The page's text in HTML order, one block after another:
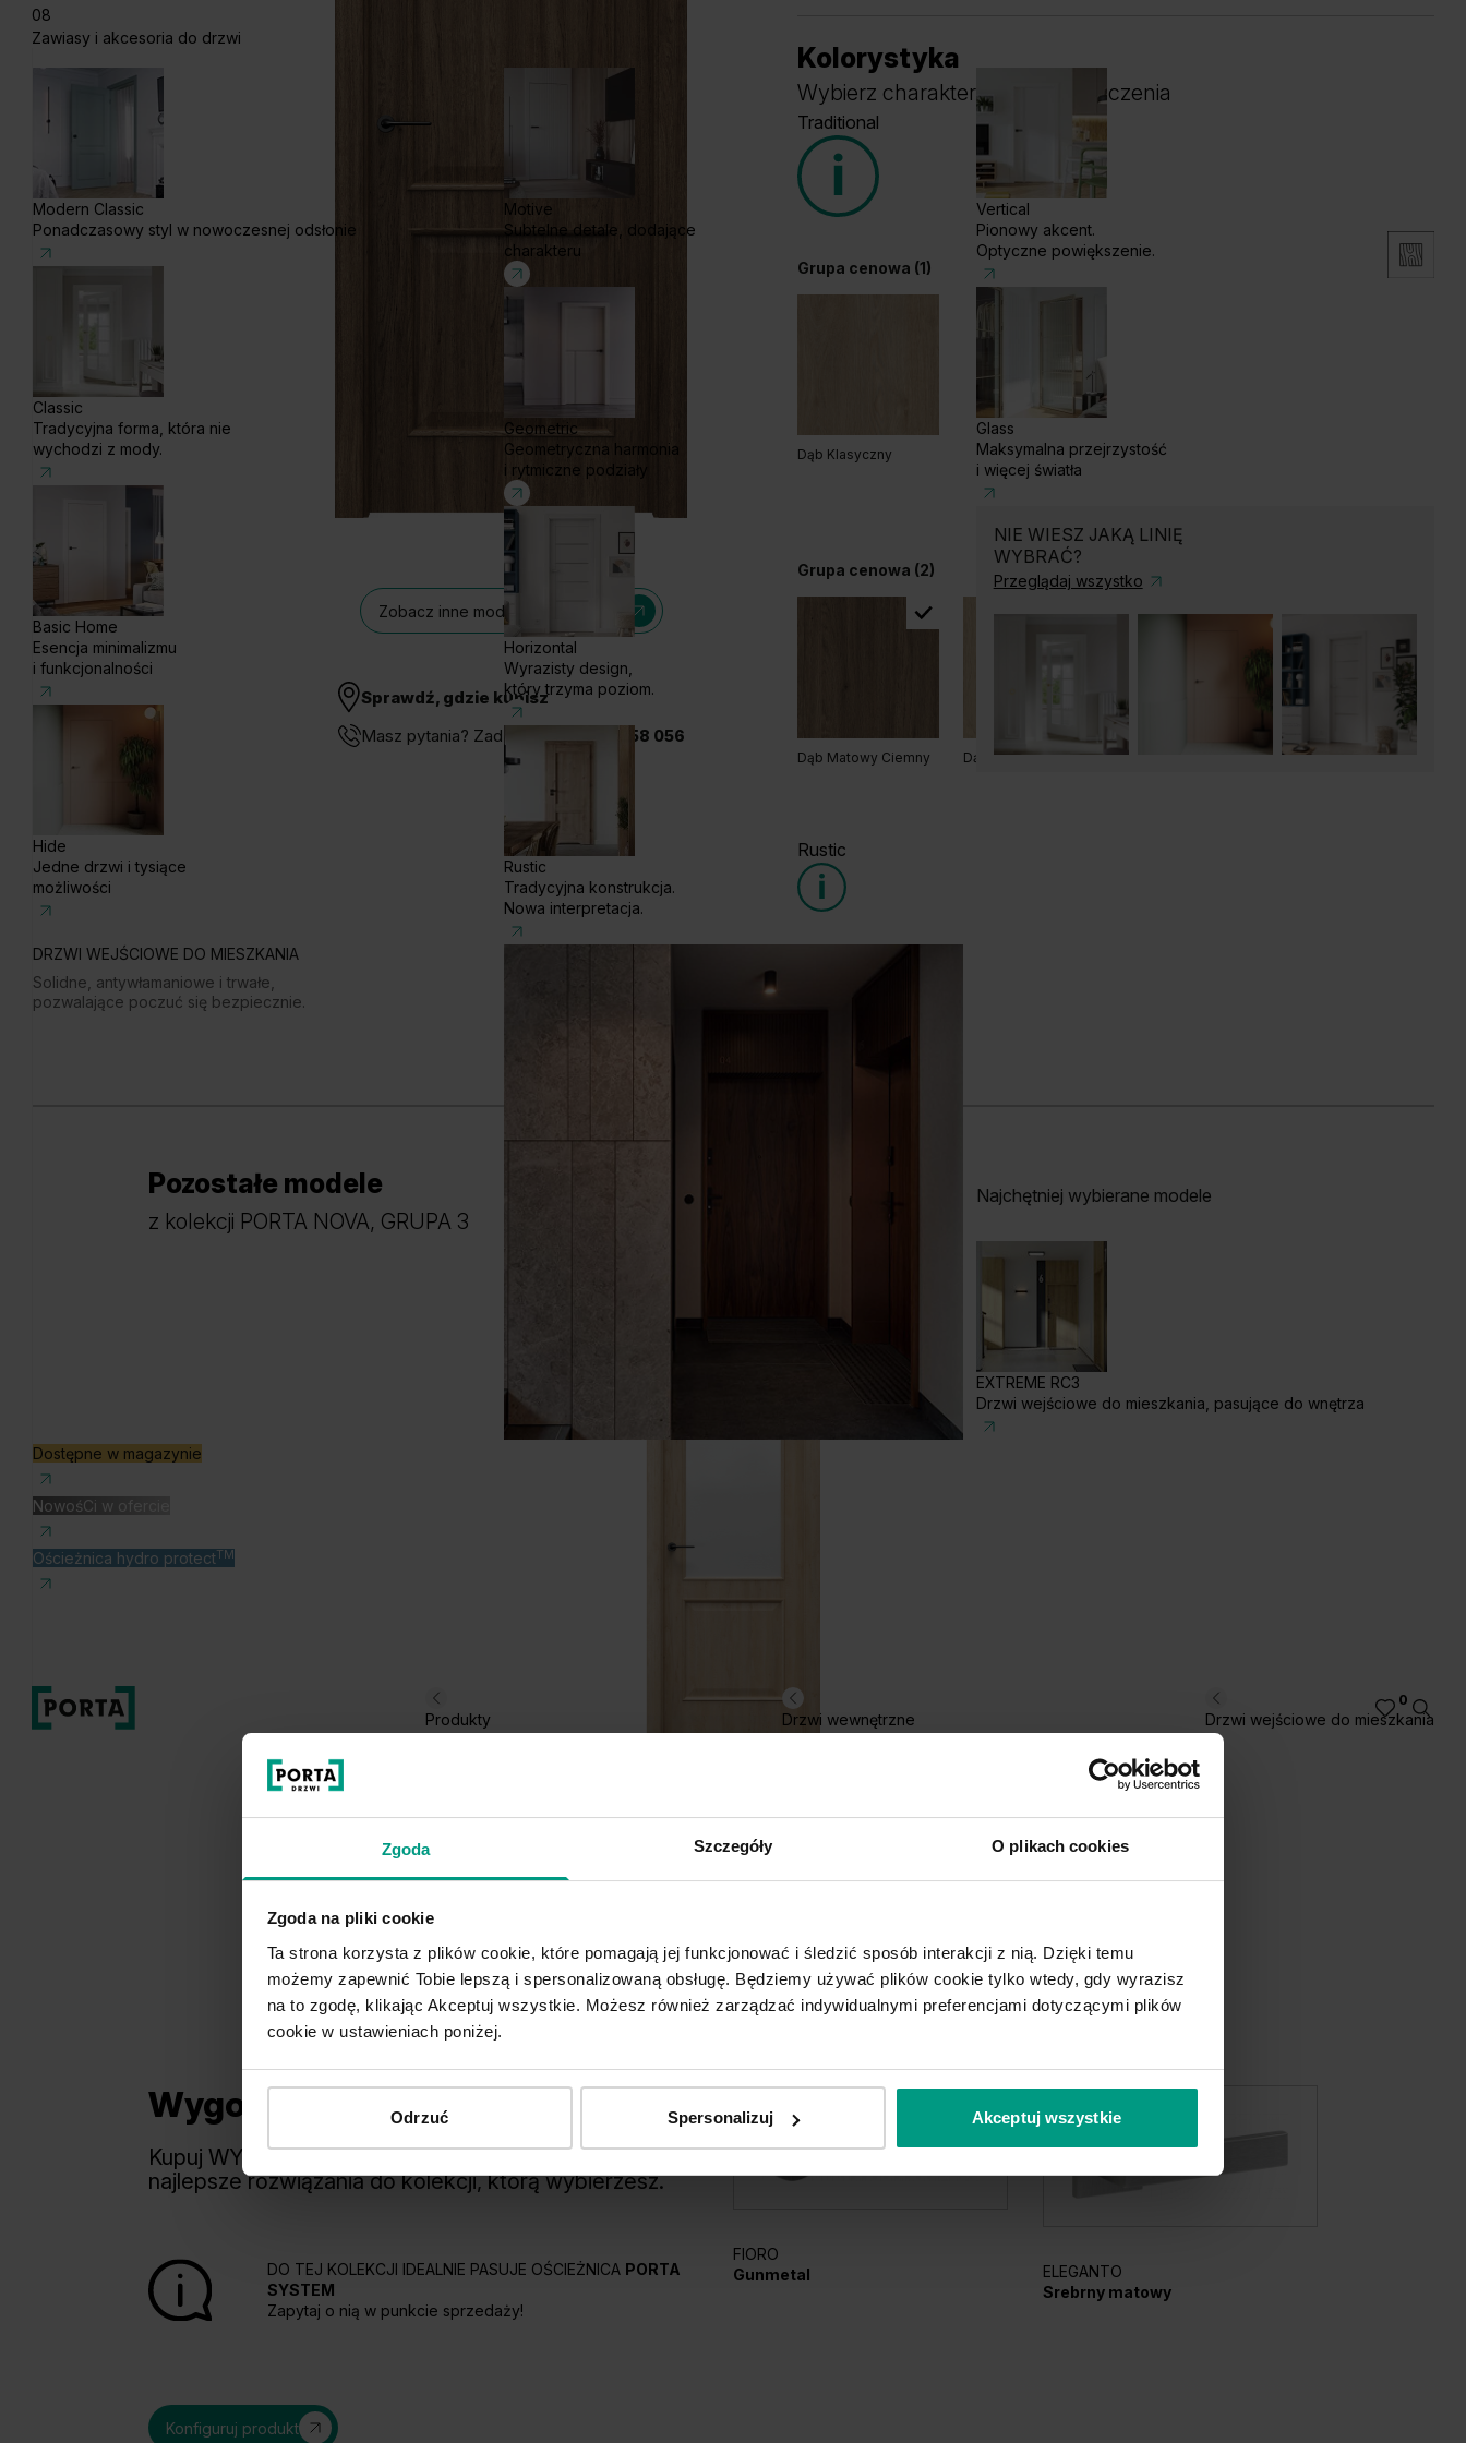
Zgoda Szczegóły O plikach cookies
Zgoda na pliki cookie
Ta strona korzysta z plików cookie, które pomagają jej funkcjonować i śledzić sposób interakcji z nią. Dzięki temu
możemy zapewnić Tobie lepszą i spersonalizowaną obsługę. Będziemy używać plików cookie tylko wtedy, gdy wyrazisz
na to zgodę, klikając Akceptuj wszystkie. Możesz również zarządzać indywidualnymi preferencjami dotyczącymi plików
cookie w ustawieniach poniżej.
Odrzuć Spersonalizuj Akceptuj wszystkie
08
Zawiasy i akcesoria do drzwi
Modern Classic
Ponadczasowy styl w nowoczesnej odsłonie
Classic
Tradycyjna forma, która nie
wychodzi z mody.
Basic Home
Esencja minimalizmu
i funkcjonalności
Hide
Jedne drzwi i tysiące
możliwości
Motive
Subtelne detale, dodające
charakteru
Geometric
Geometryczna harmonia
i rytmiczne podziały
Horizontal
Wyrazisty design,
który trzyma poziom.
Rustic
Tradycyjna konstrukcja.
Nowa interpretacja.
Vertical
Pionowy akcent.
Optyczne powiększenie.
Glass
Maksymalna przejrzystość
i więcej światła
NIE WIESZ JAKĄ LINIĘ
WYBRAĆ?
Przeglądaj wszystko
DRZWI WEJŚCIOWE DO MIESZKANIA
Solidne, antywłamaniowe i trwałe,
pozwalające poczuć się bezpiecznie.
Najchętniej wybierane modele
EXTREME RC3
Drzwi wejściowe do mieszkania, pasujące do wnętrza
Dostępne w magazynie
NowośCi w ofercie
Ościeżnica hydro protectTM
Produkty Drzwi wewnętrzne Drzwi wejściowe do mieszkania
0
Zobacz inne modele z tej kolekcji
Sprawdź, gdzie kupisz
Masz pytania? Zadzwoń!
+48 585 858 056
Kolorystyka
Wybierz charakter i kolor wykończenia
Traditional
Grupa cenowa (1)
Dąb Klasyczny
Grupa cenowa (2)
Dąb Matowy Ciemny Dąb Matowy Dąb Naturalny Dąb Kalifornia
Rustic
Ciemny
Pozostałe modele
z kolekcji PORTA NOVA, GRUPA 3
Wygodny wybór
Kupuj WYGODNIE w komplecie. W PORTA podpowiadamy
najlepsze rozwiązania do kolekcji, którą wybierzesz.
DO TEJ KOLEKCJI IDEALNIE PASUJE OŚCIEŻNICA PORTA
SYSTEM
Zapytaj o nią w punkcie sprzedaży!
Konfiguruj produkt
FIORO
Gunmetal
ELEGANTO
Srebrny matowy